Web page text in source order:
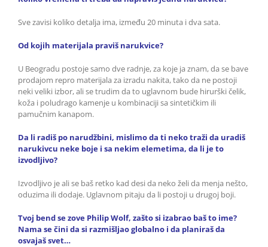
Sve zavisi koliko detalja ima, između 20 minuta i dva sata.
Od kojih materijala praviš narukvice?
U Beogradu postoje samo dve radnje, za koje ja znam, da se bave
prodajom repro materijala za izradu nakita, tako da ne postoji
neki veliki izbor, ali se trudim da to uglavnom bude hirurški čelik,
koža i poludrago kamenje u kombinaciji sa sintetičkim ili
pamučnim kanapom.
Da li radiš po narudžbini, mislimo da ti neko traži da uradiš
narukivcu neke boje i sa nekim elemetima, da li je to
izvodljivo?
Izvodljivo je ali se baš retko kad desi da neko želi da menja nešto,
oduzima ili dodaje. Uglavnom pitaju da li postoji u drugoj boji.
Tvoj bend se zove Philip Wolf, zašto si izabrao baš to ime?
Nama se čini da si razmišljao globalno i da planiraš da
osvajaš svet…